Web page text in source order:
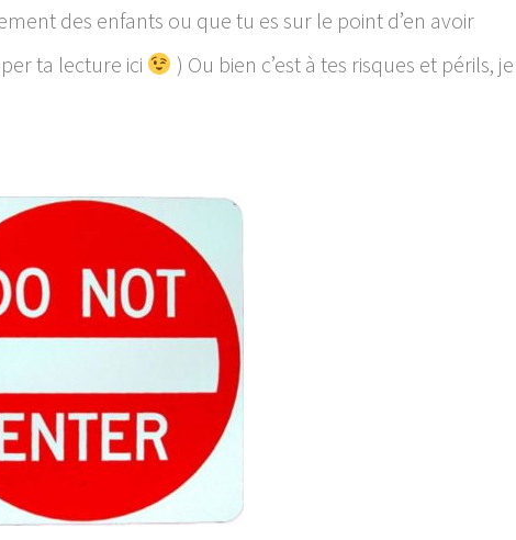
des enfants ou que tu es sur le point d’en avoir
ta lecture ici
) Ou bien c’est à tes risques et périls, je